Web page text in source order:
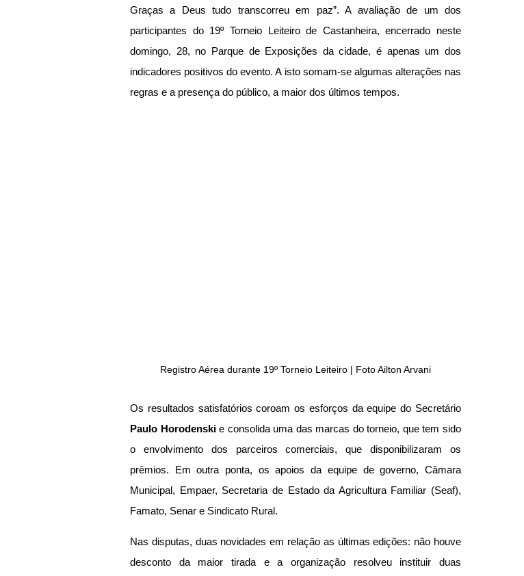
Graças a Deus tudo transcorreu em paz”. A avaliação de um dos
participantes do 19º Torneio Leiteiro de Castanheira, encerrado neste
domingo, 28, no Parque de Exposições da cidade, é apenas um dos
indicadores positivos do evento. A isto somam-se algumas alterações nas
regras e a presença do público, a maior dos últimos tempos.
Registro Aérea durante 19º Torneio Leiteiro | Foto Ailton Arvani
Paulo Horodenski e consolida uma das marcas do torneio, que tem sido
o envolvimento dos parceiros comerciais, que disponibilizaram os
prêmios. Em outra ponta, os apoios da equipe de governo, Câmara
Municipal, Empaer, Secretaria de Estado da Agricultura Familiar (Seaf),
Famato, Senar e Sindicato Rural.
Nas disputas, duas novidades em relação as últimas edições: não houve
desconto da maior tirada e a organização resolveu instituir duas